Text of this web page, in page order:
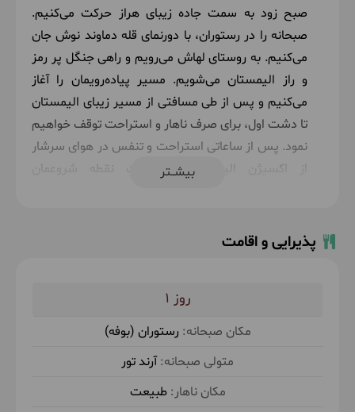
صبح زود به سمت جاده زیبای هراز حرکت می‌کنیم.
صبحانه را در رستوران، با دورنمای قله دماوند نوش جان
می‌کنیم. به روستای لهاش می‌رویم و راهی جنگل پر رمز
و راز الیمستان می‌شویم. مسیر پیاده‌رویمان را آغاز
می‌کنیم و پس از طی مسافتی از مسیر زیبای الیمستان
تا دشت اول، برای صرف ناهار و استراحت توقف خواهیم
نمود. پس از ساعاتی استراحت و تنفس در هوای سرشار
از اکسیژن الیمستان به سمت نقطه شروعمان
بیشــتر
پذیرایی و اقامت
1
رستوران (بوفه)
آرند تور
طبیعت